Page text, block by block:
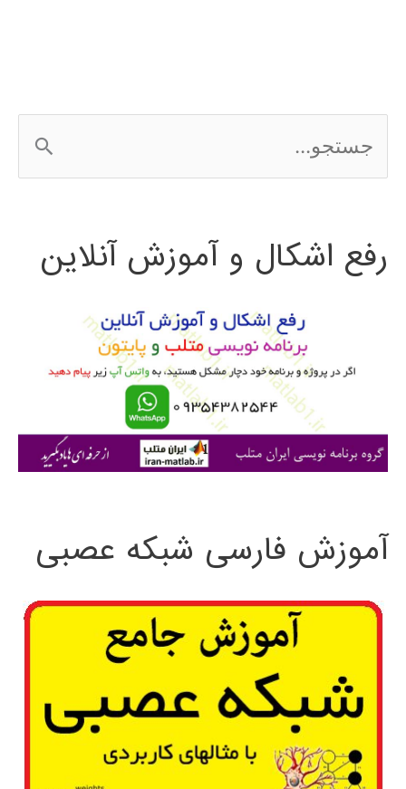
س
ج
ی
رفع اشکال و آموزش آنلاین
آموزش فارسی شبکه عصبی